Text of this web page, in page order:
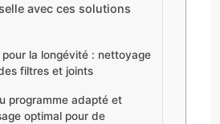
avec ces solutions
pour la longévité : nettoyage
filtres et joints
programme adapté et
optimal pour de